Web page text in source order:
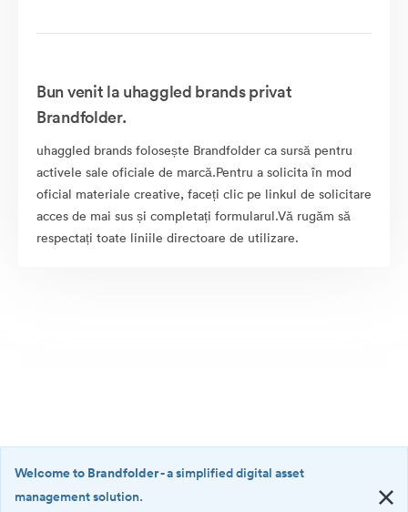
Bun venit la uhaggled brands privat
Brandfolder.
uhaggled brands folosește Brandfolder ca sursă pentru
activele sale oficiale de marcă.Pentru a solicita în mod
oficial materiale creative, faceți clic pe linkul de solicitare
acces de mai sus și completați formularul.Vă rugăm să
respectați toate liniile directoare de utilizare.
Welcome to Brandfolder- a simplified digital asset
management solution.